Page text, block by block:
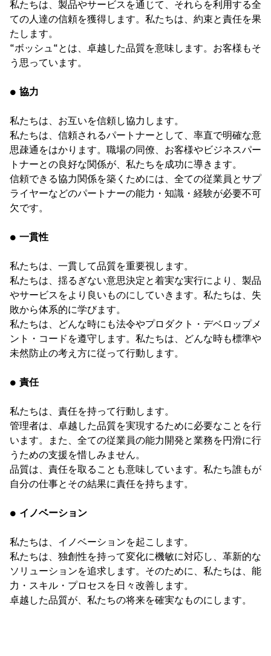
私たちは、製品やサービスを通じて、それらを利用する全
ての人達の信頼を獲得します。私たちは、約束と責任を果
たします。
“ボッシュ“とは、卓越した品質を意味します。お客様もそ
う思っています。
● 協力
私たちは、お互いを信頼し協力します。
私たちは、信頼されるパートナーとして、率直で明確な意
思疎通をはかります。職場の同僚、お客様やビジネスパー
トナーとの良好な関係が、私たちを成功に導きます。
信頼できる協力関係を築くためには、全ての従業員とサプ
ライヤーなどのパートナーの能力・知識・経験が必要不可
欠です。
● 一貫性
私たちは、一貫して品質を重要視します。
私たちは、揺るぎない意思決定と着実な実行により、製品
やサービスをより良いものにしていきます。私たちは、失
敗から体系的に学びます。
私たちは、どんな時にも法令やプロダクト・デベロップメ
ント・コードを遵守します。私たちは、どんな時も標準や
未然防止の考え方に従って行動します。
● 責任
私たちは、責任を持って行動します。
管理者は、卓越した品質を実現するために必要なことを行
います。また、全ての従業員の能力開発と業務を円滑に行
うための支援を惜しみません。
品質は、責任を取ることも意味しています。私たち誰もが
自分の仕事とその結果に責任を持ちます。
● イノベーション
私たちは、イノベーションを起こします。
私たちは、独創性を持って変化に機敏に対応し、革新的な
ソリューションを追求します。そのために、私たちは、能
力・スキル・プロセスを日々改善します。
卓越した品質が、私たちの将来を確実なものにします。